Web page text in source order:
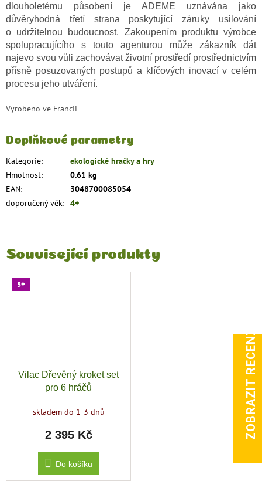
Související produkty
5+
Vilac Dřevěný kroket set
pro 6 hráčů
skladem do 1-3 dnů
2 395 Kč
Do košíku
dlouholetému působení je ADEME uznávána jako
důvěryhodná třetí strana poskytující záruky usilování
o udržitelnou budoucnost. Zakoupením produktu výrobce
spolupracujícího s touto agenturou může zákazník dát
najevo svou vůli zachovávat životní prostředí prostřednictvím
přísně posuzovaných postupů a klíčových inovací v celém
procesu jeho utváření.
Vyrobeno ve Francii
Doplňkové parametry
Kategorie:
ekologické hračky a hry
Hmotnost:
0.61 kg
EAN:
3048700085054
doporučený věk: 4+
ZOBRAZIT RECENZE